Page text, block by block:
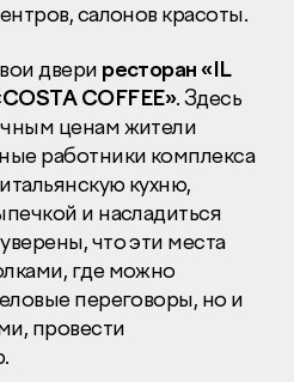
салонов красоты.
двери ресторан «IL
COFFEE». Здесь
ценам жители
работники комплекса
кухню,
и насладиться
что эти места
где можно
переговоры, но и
провести